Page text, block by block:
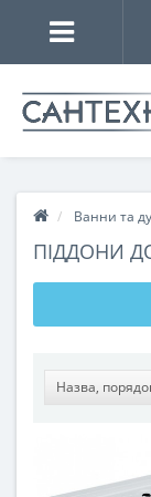
Ванни та
ПІДДОНИ